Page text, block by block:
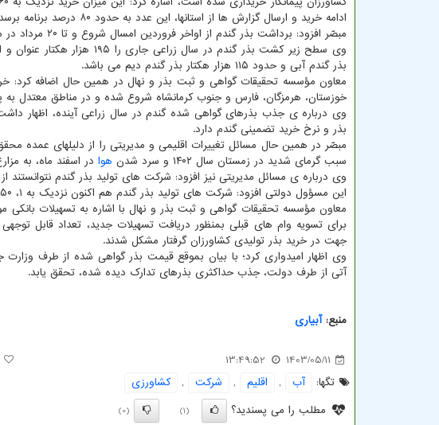
ادامه خرید و ارسال گزارش ها از استانها، این عدد به حدود ۸۰ درصد برنامه برسد.
مبصّر افزود: برداشت بذر گندم از اواخر فروردین امسال شروع و تا ۲۰ مرداد در مناطق سرد ادامه دارد.
بذر گندم آبی و حدود ۱۱۵ هزار هکتار بذر گندم دیم می باشد.
معاون مؤسسه تحقیقات گواهی و ثبت بذر و نهال در همین حال اضافه کرد: خرید
خوزستان، هرمزگان، فارس و جنوب کرمانشاه شروع شده و در مناطق معتدل به
وی درباره ی جذب بذرهای گواهی شده گندم در سال زراعی آینده، اظهار
بذر و نرخ خرید تضمینی گندم دارد.
سبب گرمای شدید در زمستان سال ۱۴۰۲ و سرد شدن
هوا در اسفند ماه، به
وی درباره ی مسائل مدیریتی نیز افزود: شرکت های تولید بذر گندم نتوانستند از محل یارانه های سال زراعی ۱۴۰۱-
این مسؤول دولتی افزود: شرکت های تولید بذر گندم هم اکنون نزدیک به ۱، ۲۵۰ میلیارد تومان یارانه از دولت طلب دارند.
معاون مؤسسه تحقیقات گواهی و ثبت بذر و نهال با اشاره به تسهیلات بانکی
برای تسویه وام های قبلی بمنظور دریافت تسهیلات جدید، تعداد قابل
جهت در خرید بذر تولیدی کشاورزان گرفتار مشکل شدند.
وی اظهار امیدواری کرد؛ با بیان بموقع قیمت بذر گواهی شده از طرف
آتی از طرف دولت، جذب حداکثری بذرهای تدارک دیده شده، تحقق یابد.
منبع:آبیاری
1403/05/11
13:49:52
تگها:
آب , اقلیم , شركت ,
كشاورزی
مطلب را می پسندید؟
(1)
(0)